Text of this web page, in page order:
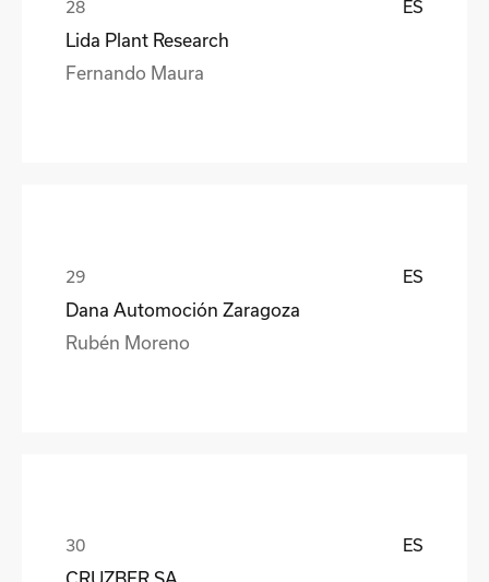
ES
Lida Plant Research
Fernando Maura
ES
Dana Automoción Zaragoza
Rubén Moreno
ES